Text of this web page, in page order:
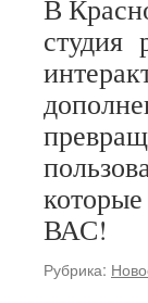
В
ВАС!
Рубрика: